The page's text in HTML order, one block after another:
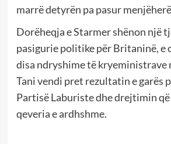
marrë detyrën pa pasur
Dorëheqja e Starmer shënon një
pasigurie politike për Britaninë, e
disa ndryshime të kryeministrave
Tani vendi pret rezultatin e garës
Partisë Laburiste dhe drejtimin
qeveria e ardhshme.